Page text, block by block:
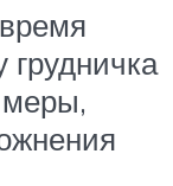
грудничка